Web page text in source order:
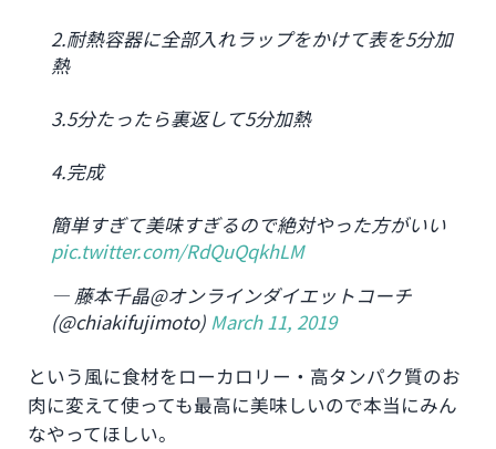
2.耐熱容器に全部入れラップをかけて表を5分加
熱
3.5分たったら裏返して5分加熱
4.完成
簡単すぎて美味すぎるので絶対やった方がいい
pic.twitter.com/RdQuQqkhLM
— 藤本千晶@オンラインダイエットコーチ
(@chiakifujimoto) March 11, 2019
という風に食材をローカロリー・高タンパク質のお
肉に変えて使っても最高に美味しいので本当にみん
なやってほしい。